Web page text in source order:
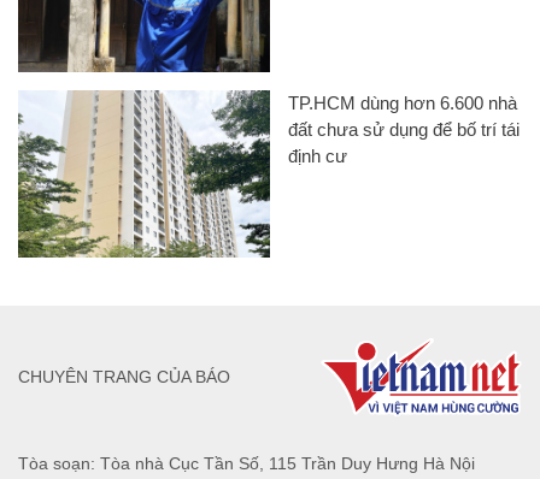
TP.HCM dùng hơn 6.600 nhà
đất chưa sử dụng để bố trí tái
định cư
Tòa soạn: Tòa nhà Cục Tần Số, 115 Trần Duy Hưng Hà Nội
CHUYÊN TRANG CỦA BÁO